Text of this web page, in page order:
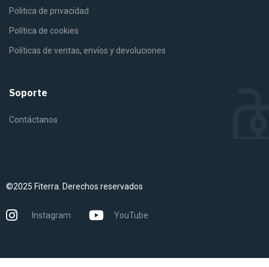
Politica de privacidad
Política de cookies
Políticas de ventas, envíos y devoluciones
Soporte
Contáctanos
©2025 Fiterra. Derechos reservados
Instagram YouTube